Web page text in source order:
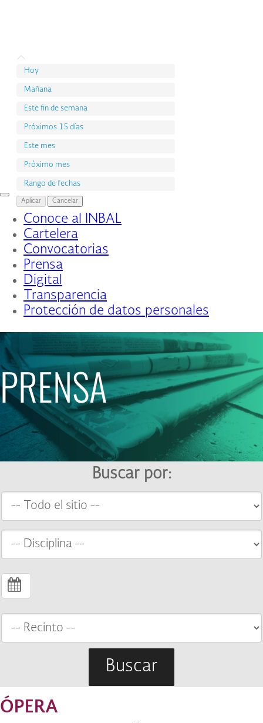
Interruptor
de
Navegación
Conoce al INBAL
Cartelera
Convocatorias
Prensa
Digital
Transparencia
Protección de datos personales
PRENSA
Buscar por:
Buscar
ÓPERA
Hoy
Mañana
Este fin de semana
Próximos 15 días
Este mes
Próximo mes
Rango de fechas
Aplicar Cancelar